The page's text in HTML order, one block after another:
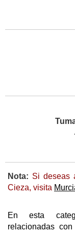
Nota: Si deseas
Cieza, visita
En esta
relacionadas